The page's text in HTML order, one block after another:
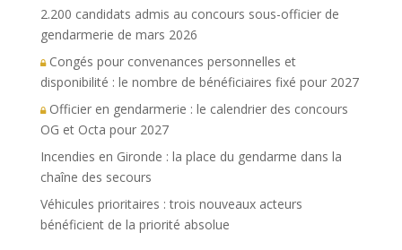
2.200 candidats admis au concours sous-officier de
gendarmerie de mars 2026
Congés pour convenances personnelles et
disponibilité : le nombre de bénéficiaires fixé pour 2027
Officier en gendarmerie : le calendrier des concours
OG et Octa pour 2027
Incendies en Gironde : la place du gendarme dans la
chaîne des secours
Véhicules prioritaires : trois nouveaux acteurs
bénéficient de la priorité absolue